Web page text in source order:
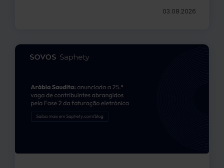
03.08.2026